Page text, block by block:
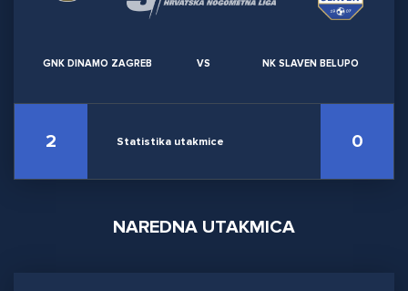
GNK DINAMO ZAGREB VS NK SLAVEN BELUPO
2 Statistika utakmice 0
NAREDNA UTAKMICA